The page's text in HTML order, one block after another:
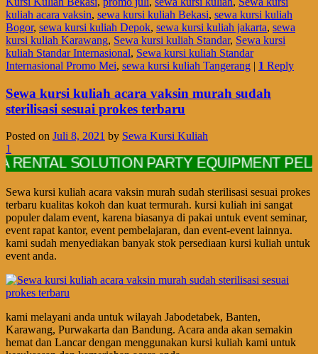
kuliah acara vaksin, sewa kursi kuliah Bekasi, sewa kursi kuliah
Bogor, sewa kursi kuliah Depok, sewa kursi kuliah jakarta, sewa
kursi kuliah Karawang, Sewa kursi kuliah Standar, Sewa kursi
kuliah Standar Internasional, Sewa kursi kuliah Standar
Internasional Promo Mei, sewa kursi kuliah Tangerang | 1 Reply
Sewa kursi kuliah acara vaksin murah sudah
sterilisasi sesuai prokes terbaru
Posted on Juli 8, 2021 by Sewa Kursi Kuliah
1
SOLUTION PARTY EQUIPMENT
Sewa kursi kuliah acara vaksin murah sudah sterilisasi sesuai prokes
terbaru kualitas kokoh dan kuat termurah. kursi kuliah ini sangat
populer dalam event, karena biasanya di pakai untuk event seminar,
event rapat kantor, event pembelajaran, dan event-event lainnya.
kami sudah menyediakan banyak stok persediaan kursi kuliah untuk
event anda.
kami melayani anda untuk wilayah Jabodetabek, Banten,
Karawang, Purwakarta dan Bandung. Acara anda akan semakin
hemat dan Lancar dengan menggunakan kursi kuliah kami untuk